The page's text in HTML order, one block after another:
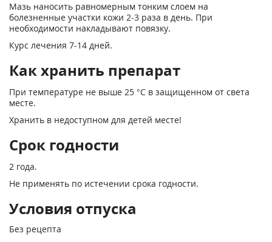
Мазь наносить равномерным тонким слоем на
болезненные участки кожи 2-3 раза в день. При
необходимости накладывают повязку.
Курс лечения 7-14 дней.
Как хранить препарат
При температуре не выше 25 °С в защищенном от света
месте.
Хранить в недоступном для детей месте!
Срок годности
2 года.
Не применять по истечении срока годности.
Условия отпуска
Без рецепта